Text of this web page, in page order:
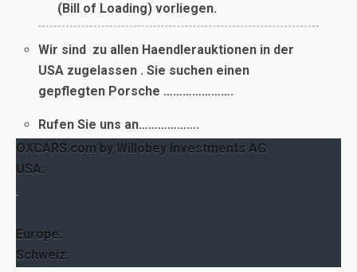
(Bill of Loading) vorliegen.
Wir sind zu allen Haendlerauktionen in der
USA zugelassen . Sie suchen einen
gepflegten Porsche ………………….
Rufen Sie uns an……………….
OXCARS.com by Willobey Investments AG
USA:
Phone: +1 (310) 806-2872
Questions? Please contact us per eMail
.
Europe:
Schweiz: